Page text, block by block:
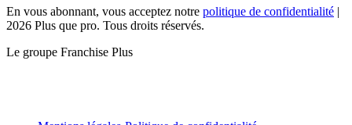
En vous abonnant, vous acceptez notre politique de confidentialité |
2026 Plus que pro. Tous droits réservés.
Le groupe Franchise Plus